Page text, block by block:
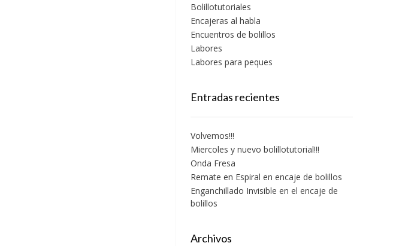
Bolillotutoriales
Encajeras al habla
Encuentros de bolillos
Labores
Labores para peques
Entradas recientes
Volvemos!!!
Miercoles y nuevo bolillotutorial!!!
Onda Fresa
Remate en Espiral en encaje de bolillos
Enganchillado Invisible en el encaje de
bolillos
Archivos